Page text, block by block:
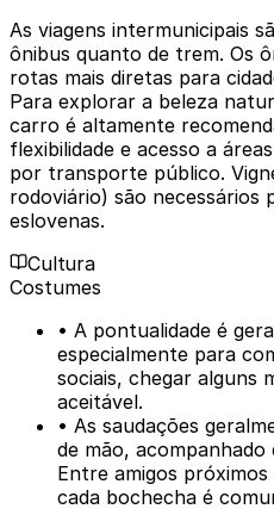
As viagens intermunicipais
ônibus quanto de trem. Os
rotas mais diretas para
Para explorar a beleza
carro é altamente
flexibilidade e acesso a
por transporte público.
rodoviário) são necessários
eslovenas.
Cultura
Costumes
• A pontualidade é
especialmente para
sociais, chegar alguns
aceitável.
• As saudações
de mão,
Entre amigos
cada bochecha é